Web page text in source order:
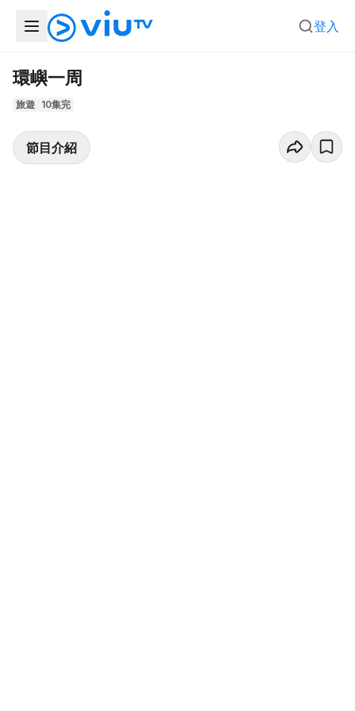
登入
環嶼一周
旅遊 10集完
節目介紹